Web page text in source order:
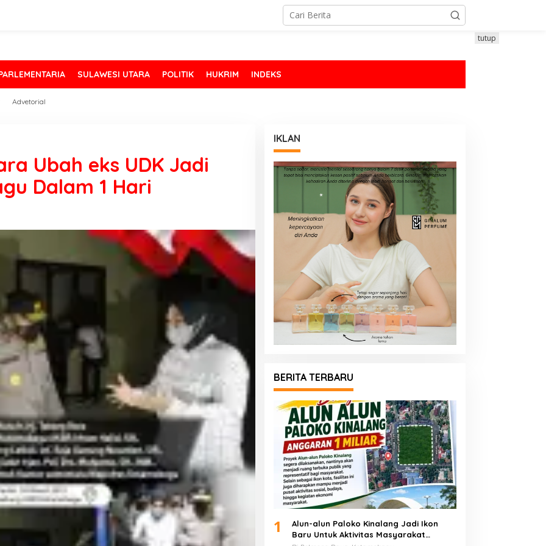
SULAWESI UTARA POLITIK HUKRIM INDEKS
Advetorial
tutup
Ubah eks UDK Jadi
Dalam 1 Hari
IKLAN
BERITA TERBARU
1
Alun-alun Paloko Kinalang Jadi Ikon
Baru Untuk Aktivitas Masyarakat